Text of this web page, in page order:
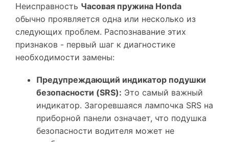
Неисправность Часовая пружина Honda
обычно проявляется одна или несколько из
следующих проблем. Распознавание этих
признаков - первый шаг к диагностике
необходимости замены:
Предупреждающий индикатор подушки
безопасности (SRS): Это самый важный
индикатор. Загоревшаяся лампочка SRS на
приборной панели означает, что подушка
безопасности водителя может не